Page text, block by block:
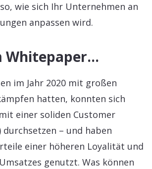
wie sich Ihr Unternehmen an
anpassen wird.
Whitepaper…
im Jahr 2020 mit großen
hatten, konnten sich
einer soliden Customer
durchsetzen – und haben
einer höheren Loyalität und
genutzt. Was können